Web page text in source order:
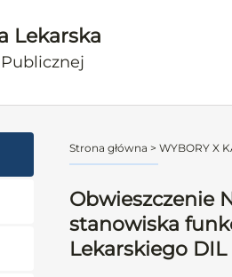
Lekarska
Strona główna > WYBORY X
Obwieszczenie
stanowiska
Lekarskiego DIL